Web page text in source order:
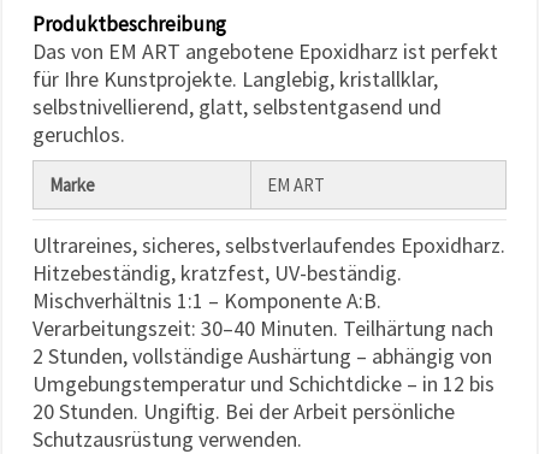
Produktbeschreibung
Das von EM ART angebotene Epoxidharz ist perfekt
für Ihre Kunstprojekte. Langlebig, kristallklar,
selbstnivellierend, glatt, selbstentgasend und
geruchlos.
Marke EM ART
Ultrareines, sicheres, selbstverlaufendes Epoxidharz.
Hitzebeständig, kratzfest, UV-beständig.
Mischverhältnis 1:1 – Komponente A:B.
Verarbeitungszeit: 30–40 Minuten. Teilhärtung nach
2 Stunden, vollständige Aushärtung – abhängig von
Umgebungstemperatur und Schichtdicke – in 12 bis
20 Stunden. Ungiftig. Bei der Arbeit persönliche
Schutzausrüstung verwenden.